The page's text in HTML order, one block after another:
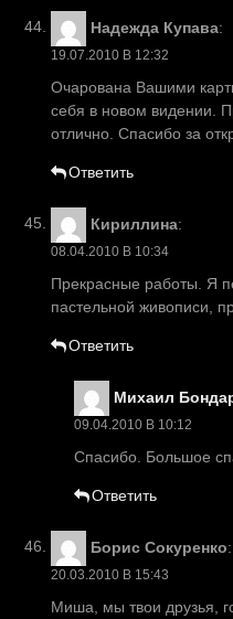
Надежда Купава:
19.07.2010 В 12:32
Очарована Вашими
себя в новом видении.
отлично. Спасибо за
Ответить
Кириллина:
08.04.2010 В 10:34
Прекрасные работы. Я
пастельной живописи,
Ответить
Михаил
09.04.2010 В 10:12
Спасибо. Большое
Ответить
Борис Сокуренко:
20.03.2010 В 15:43
Миша, мы твои друзья,